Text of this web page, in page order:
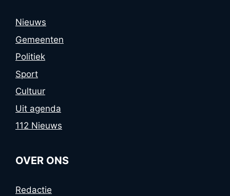
Nieuws
Gemeenten
Politiek
Sport
Cultuur
Uit agenda
112 Nieuws
OVER ONS
Redactie